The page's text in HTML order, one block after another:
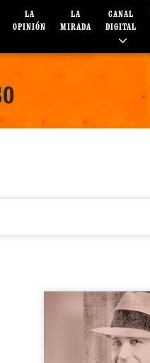
LA
OPINIÓN
LA
MIRADA
CANAL
DIGITAL